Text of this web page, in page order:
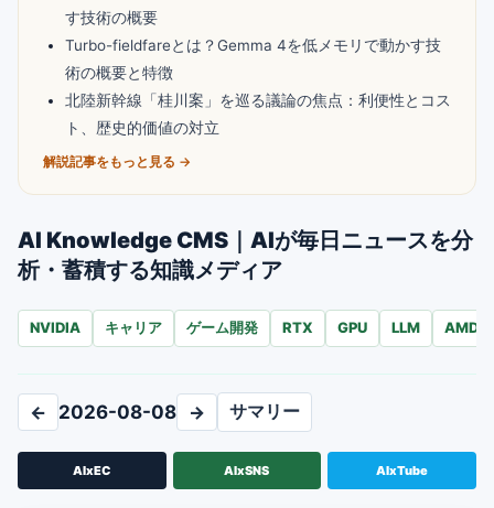
す技術の概要
Turbo-fieldfareとは？Gemma 4を低メモリで動かす技
術の概要と特徴
北陸新幹線「桂川案」を巡る議論の焦点：利便性とコス
ト、歴史的価値の対立
解説記事をもっと見る →
AI Knowledge CMS｜AIが毎日ニュースを分
析・蓄積する知識メディア
NVIDIA キャリア ゲーム開発 RTX GPU LLM AMD
← 2026-08-08 → サマリー
AIxEC AIxSNS AIxTube